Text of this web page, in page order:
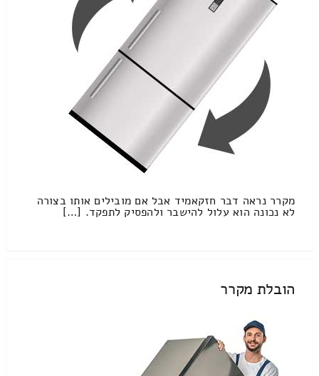
מקרר נראה דבר חזקאמיד אבל אם מובילים אותו בצורה
לא נכונה הוא עלול להישבר ולהפסיק לתפקד. […]
הובלת מקרר